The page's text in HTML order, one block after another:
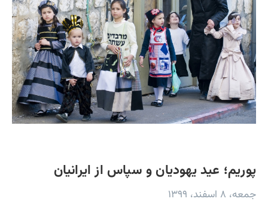
پوریم؛ عید یهودیان و سپاس از ایرانیان
جمعه، ۸ اسفند، ۱۳۹۹